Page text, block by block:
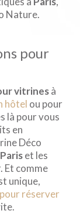
Nature.
pour
vitrinesà
hôtel ou pour
là pour vous
en
Déco
Pariset les
Et comme
unique,
réserver